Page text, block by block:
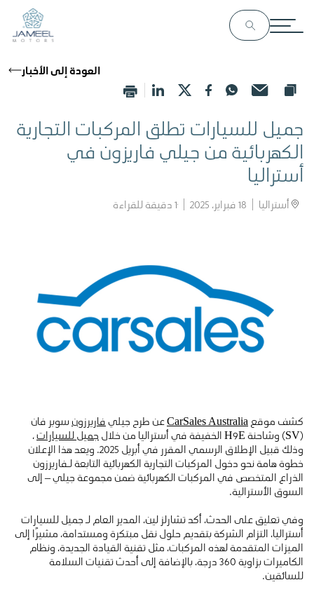
العودة إلى الأخبار
جميل للسيارات تطلق المركبات التجارية
الكهربائية من جيلي فاريزون في
أستراليا
أستراليا 18 فبراير، 2025 1دقيقة للقراءة
كشف موقع CarSales Australiaعن طرح جيليفاريرزون سوبر فان
(SV) وشاحنة H9E الخفيفة في أستراليا من خلال
جميل للسيارات،
وذلك قبيل الإطلاق الرسمي المقرر في أبريل 2025. ويعد هذا الإعلان
خطوة هامة نحو دخول المركبات التجارية الكهربائية التابعة لـفاريرزون
الذراع المتخصص في المركبات الكهربائية ضمن مجموعة جيلي – إلى
السوق الأسترالية.
وفي تعليق على الحدث، أكد تشارلز لين، المدير العام لـ جميل للسيارات
أستراليا، التزام الشركة بتقديم حلول نقل مبتكرة ومستدامة، مشيرًا إلى
الميزات المتقدمة لهذه المركبات، مثل تقنية القيادة الجديدة، ونظام
الكاميرات بزاوية 360 درجة، بالإضافة إلى أحدث تقنيات السلامة
للسائقين.